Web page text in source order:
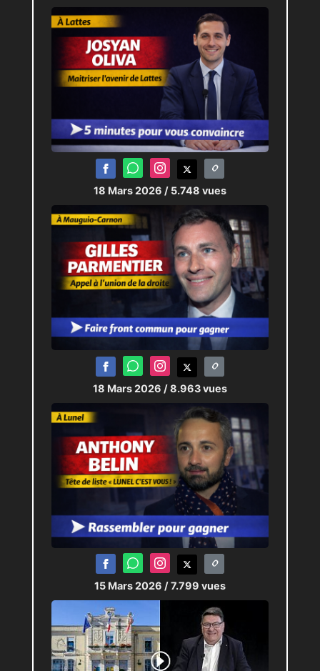
18 Mars 2026 / 5.748 vues
18 Mars 2026 / 8.963 vues
15 Mars 2026 / 7.799 vues